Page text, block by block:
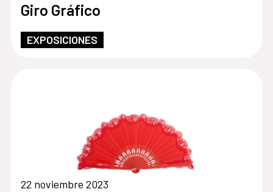
Giro Gráfico
EXPOSICIONES
22 noviembre 2023